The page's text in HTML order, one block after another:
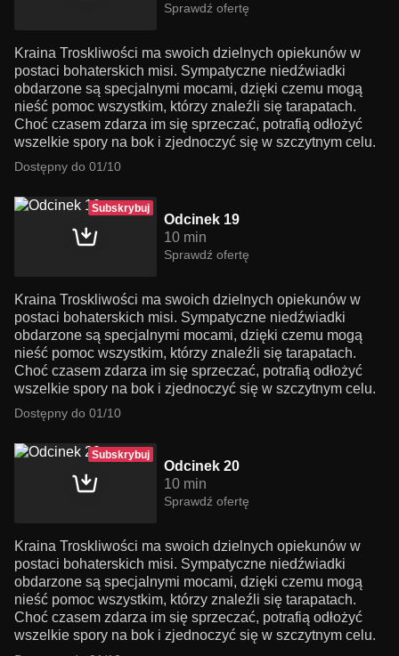
Sprawdź ofertę
Kraina Troskliwości ma swoich dzielnych opiekunów w
postaci bohaterskich misi. Sympatyczne niedźwiadki
obdarzone są specjalnymi mocami, dzięki czemu mogą
nieść pomoc wszystkim, którzy znaleźli się tarapatach.
Choć czasem zdarza im się sprzeczać, potrafią odłożyć
wszelkie spory na bok i zjednoczyć się w szczytnym celu.
Dostępny do 01/10
Subskrybuj
Odcinek 19
10 min
Sprawdź ofertę
Kraina Troskliwości ma swoich dzielnych opiekunów w
postaci bohaterskich misi. Sympatyczne niedźwiadki
obdarzone są specjalnymi mocami, dzięki czemu mogą
nieść pomoc wszystkim, którzy znaleźli się tarapatach.
Choć czasem zdarza im się sprzeczać, potrafią odłożyć
wszelkie spory na bok i zjednoczyć się w szczytnym celu.
Dostępny do 01/10
Subskrybuj
Odcinek 20
10 min
Sprawdź ofertę
Kraina Troskliwości ma swoich dzielnych opiekunów w
postaci bohaterskich misi. Sympatyczne niedźwiadki
obdarzone są specjalnymi mocami, dzięki czemu mogą
nieść pomoc wszystkim, którzy znaleźli się tarapatach.
Choć czasem zdarza im się sprzeczać, potrafią odłożyć
wszelkie spory na bok i zjednoczyć się w szczytnym celu.